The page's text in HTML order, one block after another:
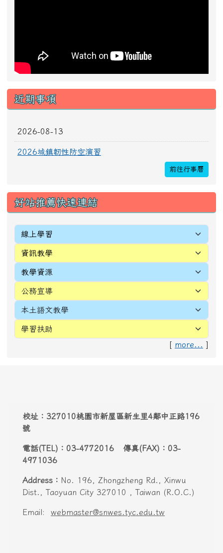
近期事項
2026-08-13
2026城鎮韌性防空演習
前往行事曆
好站推薦快速連結
[ more... ]
校址：327010桃園市新屋區新生里4鄰中正路196
號
電話(TEL)：03-4772016 傳真(FAX)：03-
4971036
Address： No. 196, Zhongzheng Rd., Xinwu
Dist., Taoyuan City 327010 , Taiwan (R.O.C.)
Email: webmaster@snwes.tyc.edu.tw